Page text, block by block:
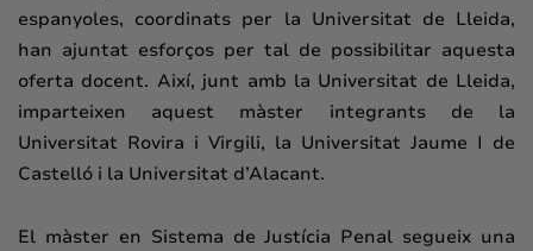
espanyoles, coordinats per la Universitat de Lleida,
han ajuntat esforços per tal de possibilitar aquesta
oferta docent. Així, junt amb la Universitat de Lleida,
imparteixen aquest màster integrants de la
Universitat Rovira i Virgili, la Universitat Jaume I de
Castelló i la Universitat d’Alacant.
El màster en Sistema de Justícia Penal segueix una